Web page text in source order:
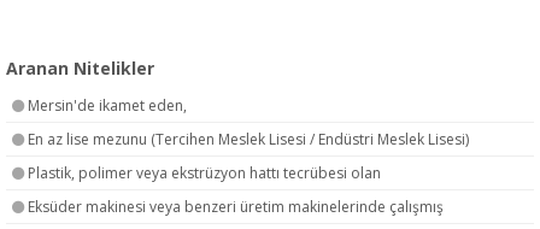
Aranan Nitelikler
Mersin'de ikamet eden,
En az lise mezunu (Tercihen Meslek Lisesi / Endüstri Meslek Lisesi)
Plastik, polimer veya ekstrüzyon hattı tecrübesi olan
Eksüder makinesi veya benzeri üretim makinelerinde çalışmış